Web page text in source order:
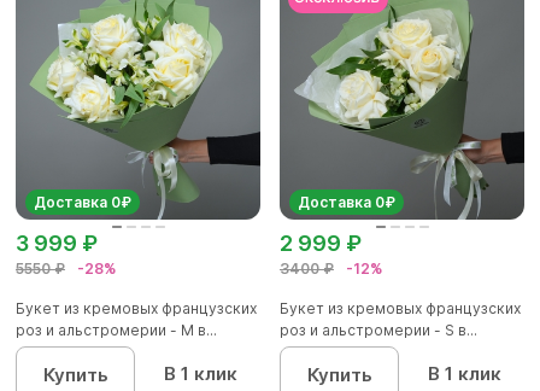
Доставка 0₽
5550 ₽ -28%
3 999 ₽
Букет из кремовых французских
роз и альстромерии - М в...
Купить В 1 клик
Доставка 0₽
3400 ₽ -12%
2 999 ₽
Букет из кремовых французских
роз и альстромерии - S в...
Купить В 1 клик